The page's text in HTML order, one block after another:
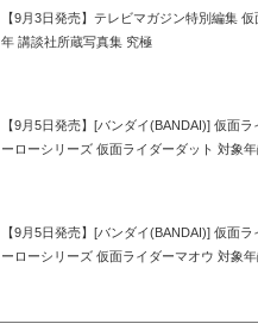
【9月3日発売】テレビマガジン特別編集
年 講談社所蔵写真集 究極
【9月5日発売】[バンダイ(BANDAI)] 仮面
ーローシリーズ 仮面ライダーダット 対象
【9月5日発売】[バンダイ(BANDAI)] 仮面
ーローシリーズ 仮面ライダーマオウ 対象